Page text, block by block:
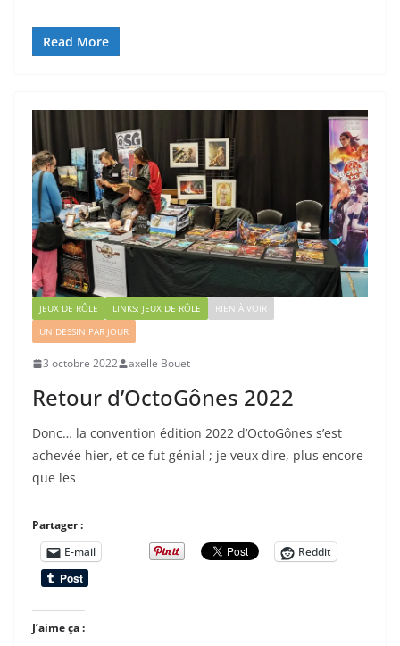
Read More
JEUX DE RÔLE LINKS: JEUX DE RÔLE
RIEN À VOIR
UN DESSIN PAR JOUR
3 octobre 2022 axelle Bouet
Retour d’OctoGônes 2022
Donc… la convention édition 2022 d’OctoGônes s’est
achevée hier, et ce fut génial ; je veux dire, plus encore
que les
Partager :
E-mail
Reddit
J’aime ça :